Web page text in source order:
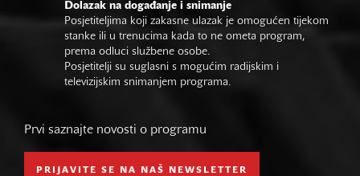
Dolazak na događanje i snimanje
Posjetiteljima koji zakasne ulazak je omogućen tijekom
stanke ili u trenucima kada to ne ometa program,
prema odluci službene osobe.
Posjetitelji su suglasni s mogućim radijskim i
televizijskim snimanjem programa.
Prvi saznajte novosti o programu
PRIJAVITE SE NA NAŠ NEWSLETTER